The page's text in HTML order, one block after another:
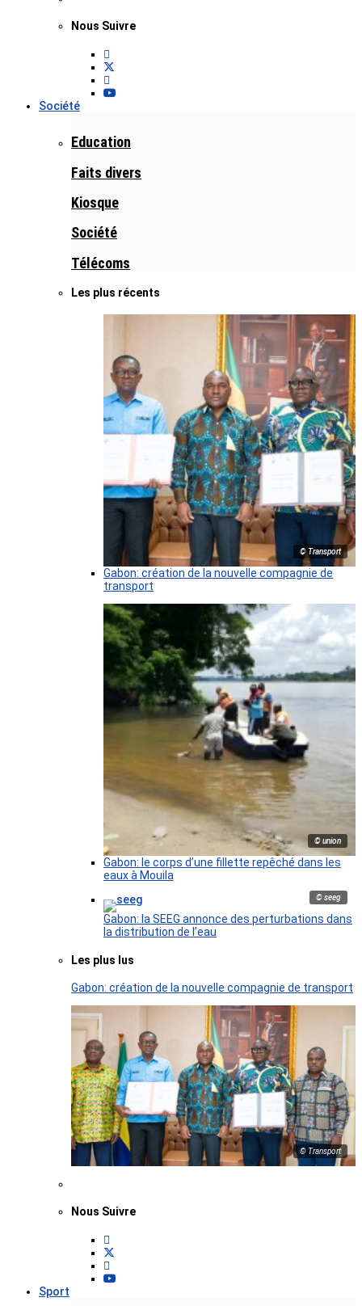
Nous Suivre
Société
Education
Faits divers
Kiosque
Société
Télécoms
Les plus récents
© Transport
Gabon: création de la nouvelle compagnie de
transport
© union
Gabon: le corps d’une fillette repêché dans les
eaux à Mouila
© seeg
Gabon: la SEEG annonce des perturbations dans
la distribution de l’eau
Les plus lus
Gabon: création de la nouvelle compagnie de transport
© Transport
Nous Suivre
Sport